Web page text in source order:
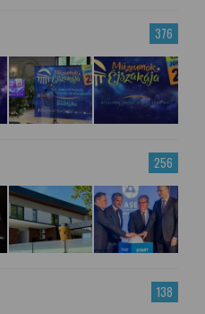
376
256
138